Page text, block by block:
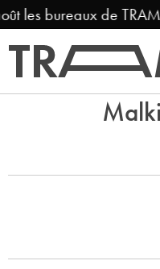
les bureaux de